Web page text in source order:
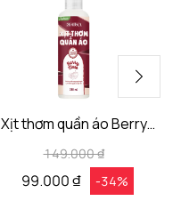
Xịt thơm quần áo Berry
Muse Aromisca
149.000 ₫
99.000 ₫ -34%